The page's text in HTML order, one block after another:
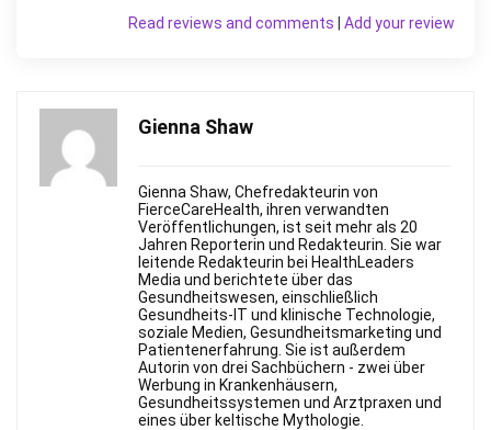
Add your review
|
Read reviews and comments
Gienna Shaw
Gienna Shaw, Chefredakteurin von
FierceСareHealth, ihren verwandten
Veröffentlichungen, ist seit mehr als 20
Jahren Reporterin und Redakteurin. Sie war
leitende Redakteurin bei HealthLeaders
Media und berichtete über das
Gesundheitswesen, einschließlich
Gesundheits-IT und klinische Technologie,
soziale Medien, Gesundheitsmarketing und
Patientenerfahrung. Sie ist außerdem
Autorin von drei Sachbüchern - zwei über
Werbung in Krankenhäusern,
Gesundheitssystemen und Arztpraxen und
eines über keltische Mythologie.